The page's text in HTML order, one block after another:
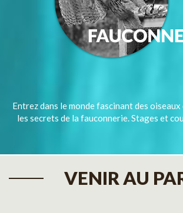
Entrez dans le monde fascinant des
les secrets de la fauconnerie. Stages et
VENIR AU